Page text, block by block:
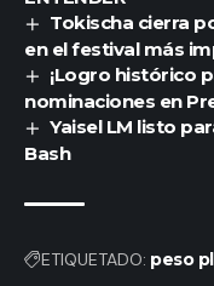
Tokischa cierra
en el festival más
¡Logro histórico
nominaciones en
Yaisel LM listo
Bash
ETIQUETADO: peso